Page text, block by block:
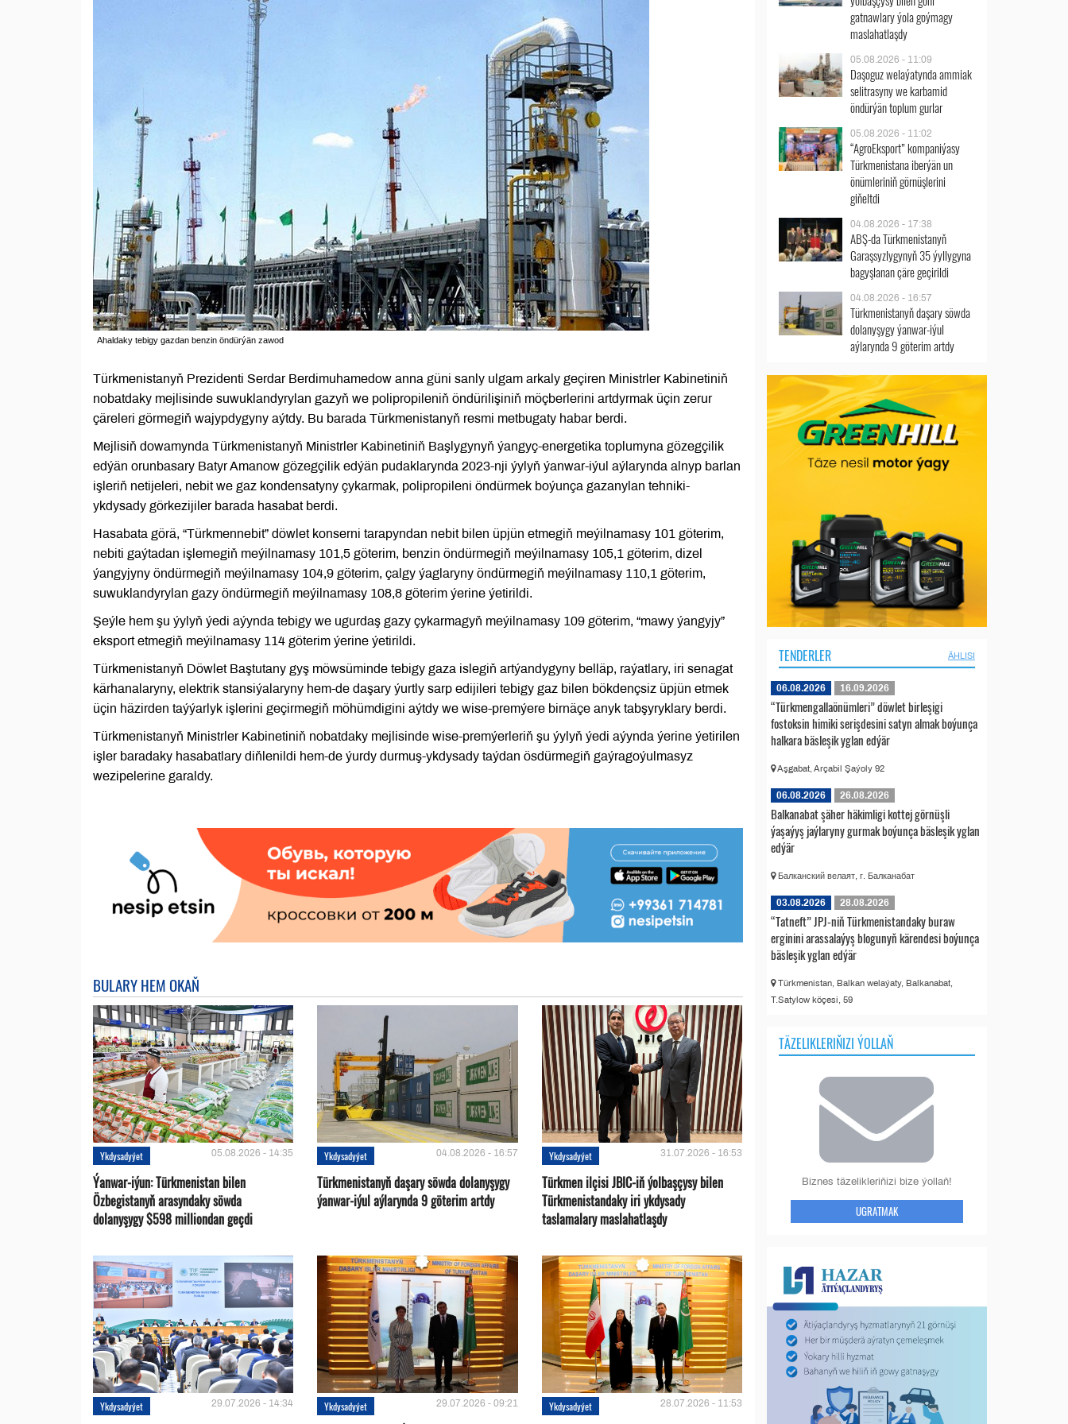
Ahaldaky tebigy gazdan benzin öndürýän zawod
Türkmenistanyň Prezidenti Serdar Berdimuhamedow anna güni sanly ulgam arkaly geçiren Ministrler Kabinetiniň
nobatdaky mejlisinde suwuklandyrylan gazyň we polipropileniň öndürilişiniň möçberlerini artdyrmak üçin zerur
çäreleri görmegiň wajypdygyny aýtdy. Bu barada Türkmenistanyň resmi metbugaty habar berdi.
Mejlisiň dowamynda Türkmenistanyň Ministrler Kabinetiniň Başlygynyň ýangyç-energetika toplumyna gözegçilik
edýän orunbasary Batyr Amanow gözegçilik edýän pudaklarynda 2023-nji ýylyň ýanwar-iýul aýlarynda alnyp barlan
işleriň netijeleri, nebit we gaz kondensatyny çykarmak, polipropileni öndürmek boýunça gazanylan tehniki-
ykdysady görkezijiler barada hasabat berdi.
Hasabata görä, “Türkmennebit” döwlet konserni tarapyndan nebit bilen üpjün etmegiň meýilnamasy 101 göterim,
nebiti gaýtadan işlemegiň meýilnamasy 101,5 göterim, benzin öndürmegiň meýilnamasy 105,1 göterim, dizel
ýangyjyny öndürmegiň meýilnamasy 104,9 göterim, çalgy ýaglaryny öndürmegiň meýilnamasy 110,1 göterim,
suwuklandyrylan gazy öndürmegiň meýilnamasy 108,8 göterim ýerine ýetirildi.
Şeýle hem şu ýylyň ýedi aýynda tebigy we ugurdaş gazy çykarmagyň meýilnamasy 109 göterim, “mawy ýangyjy”
eksport etmegiň meýilnamasy 114 göterim ýerine ýetirildi.
Türkmenistanyň Döwlet Baştutany gyş möwsüminde tebigy gaza islegiň artýandygyny belläp, raýatlary, iri senagat
kärhanalaryny, elektrik stansiýalaryny hem-de daşary ýurtly sarp edijileri tebigy gaz bilen bökdençsiz üpjün etmek
üçin häzirden taýýarlyk işlerini geçirmegiň möhümdigini aýtdy we wise-premýere birnäçe anyk tabşyryklary berdi.
Türkmenistanyň Ministrler Kabinetiniň nobatdaky mejlisinde wise-premýerleriň şu ýylyň ýedi aýynda ýerine ýetirilen
işler baradaky hasabatlary diňlenildi hem-de ýurdy durmuş-ykdysady taýdan ösdürmegiň gaýragoýulmasyz
wezipelerine garaldy.
BULARY HEM OKAŇ
Ykdysadyýet 05.08.2026 - 14:35
Ýanwar-iýun: Türkmenistan bilen
Özbegistanyň arasyndaky söwda
dolanyşygy $598 milliondan geçdi
Ykdysadyýet 04.08.2026 - 16:57
Türkmenistanyň daşary söwda dolanyşygy
ýanwar-iýul aýlarynda 9 göterim artdy
Ykdysadyýet 31.07.2026 - 16:53
Türkmen ilçisi JBIC-iň ýolbaşçysy bilen
Türkmenistandaky iri ykdysady
taslamalary maslahatlaşdy
Ykdysadyýet 29.07.2026 - 14:34 Ykdysadyýet 29.07.2026 - 09:21 Ykdysadyýet 28.07.2026 - 11:53
gatnawlary ýola goýmagy
maslahatlaşdy
05.08.2026 - 11:09
Daşoguz welaýatynda ammiak
selitrasyny we karbamid
öndürýän toplum gurlar
05.08.2026 - 11:02
“AgroEksport” kompaniýasy
Türkmenistana iberýän un
önümleriniň görnüşlerini
giňeltdi
04.08.2026 - 17:38
ABŞ-da Türkmenistanyň
Garaşsyzlygynyň 35 ýyllygyna
bagyşlanan çäre geçirildi
04.08.2026 - 16:57
Türkmenistanyň daşary söwda
dolanyşygy ýanwar-iýul
aýlarynda 9 göterim artdy
TENDERLER ÄHLISI
06.08.2026 16.09.2026
“Türkmengallaönümleri” döwlet birleşigi
fostoksin himiki serişdesini satyn almak boýunça
halkara bäsleşik yglan edýär
Aşgabat, Arçabil Şaýoly 92
06.08.2026 26.08.2026
Balkanabat şäher häkimligi kottej görnüşli
ýaşaýyş jaýlaryny gurmak boýunça bäsleşik yglan
edýär
Балканский велаят, г. Балканабат
03.08.2026 28.08.2026
“Tatneft” JPJ-niň Türkmenistandaky buraw
erginini arassalaýyş blogunyň kärendesi boýunça
bäsleşik yglan edýär
Türkmenistan, Balkan welaýaty, Balkanabat,
T.Satylow köçesi, 59
TÄZELIKLERIŇIZI ÝOLLAŇ
Biznes täzelikleriňizi bize ýollaň!
UGRATMAK